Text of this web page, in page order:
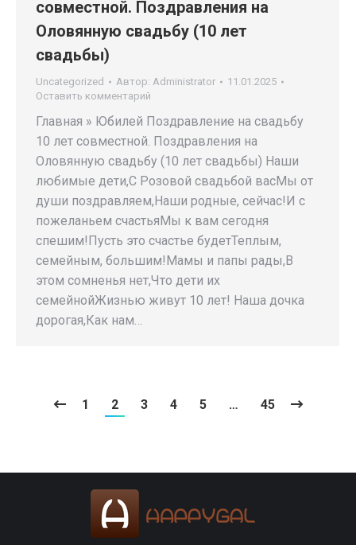
совместной. Поздравления на
Оловянную свадьбу (10 лет
свадьбы)
Uncategorized Автор: Administrator
11.01.2025
Оставить комментарий
Главная » Юбилей Поздравление на свадьбу
10 лет совместной. Поздравления на
Оловянную свадьбу (10 лет свадьбы) Наши
любимые дети,С Розовой свадьбой васМы от
души поздравляем,Наши родные, сейчас!И с
пожеланьем счастьяМы к вам сегодня
спешим!Пусть это счастье будетТеплым,
семейным, большим!Мамы и папы рады,В
этом сомненья нет,Что дети их
семейнойЖизнью живут 10 лет! Наша дочка
дорогая,Как нам…
1 2 3 4 5 … 45